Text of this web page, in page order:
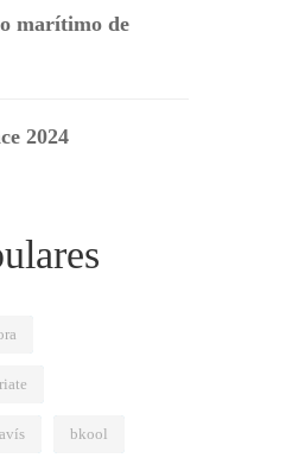
marítimo de
2024
bkool